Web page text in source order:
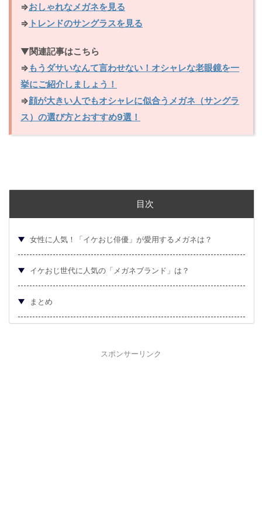
⇒おしゃれなメガネを見る
⇒ トレンドのサングラスを見る
▼関連記事はこちら
⇒もうダサいなんて言わせない！オシャレな老眼鏡を一
挙にご紹介しましょう！
⇒顔が大きい人でもオシャレに似合うメガネ（サングラ
ス）の選び方とおすすめ9選！
目次
女性に人気！「イケおじ俳優」が愛用するメガネは？
イケおじ世代に人気の「メガネブランド」は？
まとめ
スポンサーリンク